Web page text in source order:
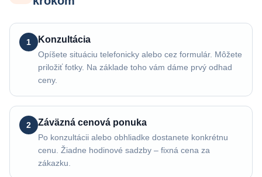
1 Konzultácia
Opíšete situáciu telefonicky alebo cez formulár. Môžete
priložiť fotky. Na základe toho vám dáme prvý odhad
ceny.
2 Záväzná cenová ponuka
Po konzultácii alebo obhliadke dostanete konkrétnu
cenu. Žiadne hodinové sadzby – fixná cena za
zákazku.